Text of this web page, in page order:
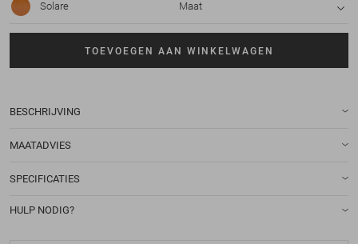
Solare Maat
TOEVOEGEN AAN WINKELWAGEN
BESCHRIJVING
MAATADVIES
SPECIFICATIES
HULP NODIG?